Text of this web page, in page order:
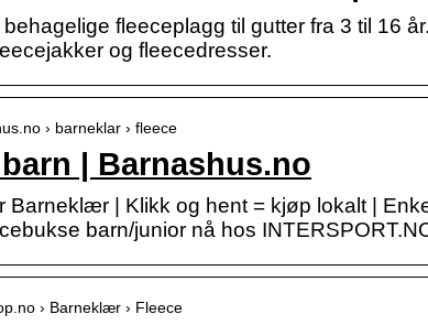
fleeceplagg til gutter fra 3 til 16
og fleecedresser.
› barneklar › fleece
| Barnashus.no
Barneklær | Klikk og hent = kjøp lokalt |
barn/junior nå hos
› Barneklær › Fleece